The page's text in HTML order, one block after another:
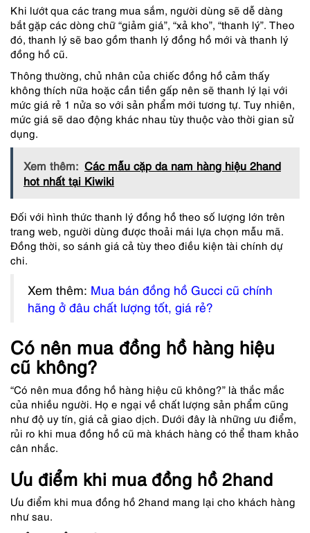
Khi lướt qua các trang mua sắm, người dùng sẽ dễ dàng
bắt gặp các dòng chữ “giảm giá”, “xả kho”, “thanh lý”. Theo
đó, thanh lý sẽ bao gồm thanh lý đồng hồ mới và thanh lý
đồng hồ cũ.
Thông thường, chủ nhân của chiếc đồng hồ cảm thấy
không thích nữa hoặc cần tiền gấp nên sẽ thanh lý lại với
mức giá rẻ 1 nửa so với sản phẩm mới tương tự. Tuy nhiên,
mức giá sẽ dao động khác nhau tùy thuộc vào thời gian sử
dụng.
Xem thêm: Các mẫu cặp da nam hàng hiệu 2hand
hot nhất tại Kiwiki
Đối với hình thức thanh lý đồng hồ theo số lượng lớn trên
trang web, người dùng được thoải mái lựa chọn mẫu mã.
Đồng thời, so sánh giá cả tùy theo điều kiện tài chính dự
chi.
Xem thêm: Mua bán đồng hồ Gucci cũ chính
hãng ở đâu chất lượng tốt, giá rẻ?
Có nên mua đồng hồ hàng hiệu
cũ không?
“Có nên mua đồng hồ hàng hiệu cũ không?” là thắc mắc
của nhiều người. Họ e ngại về chất lượng sản phẩm cũng
như độ uy tín, giá cả giao dịch. Dưới đây là những ưu điểm,
rủi ro khi mua đồng hồ cũ mà khách hàng có thể tham khảo
cân nhắc.
Ưu điểm khi mua đồng hồ 2hand
Ưu điểm khi mua đồng hồ 2hand mang lại cho khách hàng
như sau.